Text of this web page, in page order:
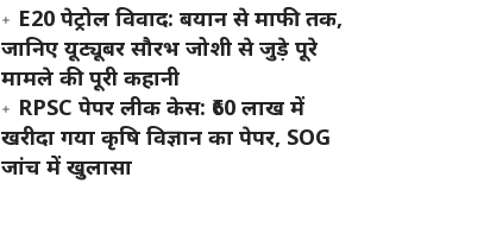
E20 पेट्रोल विवाद: बयान से माफी तक,
जानिए यूट्यूबर सौरभ जोशी से जुड़े पूरे
मामले की पूरी कहानी
RPSC पेपर लीक केस: ₹60 लाख में
खरीदा गया कृषि विज्ञान का पेपर, SOG
जांच में खुलासा